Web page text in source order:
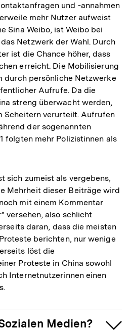
und -annahmen
mehr Nutzer aufweist
Sina Weibo, ist Weibo bei
Netzwerk der Wahl. Durch
ist die Chance höher, dass
erreicht. Die Mobilisierung
durch persönliche Netzwerke
Aufrufe. Da die
streng überwacht werden,
Scheitern verurteilt. Aufrufen
der sogenannten
folgten mehr Polizistinnen als
sich zumeist als vergebens,
Mehrheit dieser Beiträge wird
mit einem Kommentar
versehen, also schlicht
daran, dass die meisten
berichten, nur wenige
löst die
Proteste in China sowohl
Internetnutzerinnen einen
Medien?